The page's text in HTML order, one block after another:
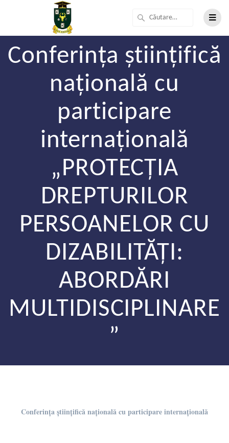
Conferința științifică
națională cu
participare
internațională
„PROTECȚIA
DREPTURILOR
PERSOANELOR CU
DIZABILITĂȚI:
ABORDĂRI
MULTIDISCIPLINARE
”
Conferința științifică națională cu participare internațională